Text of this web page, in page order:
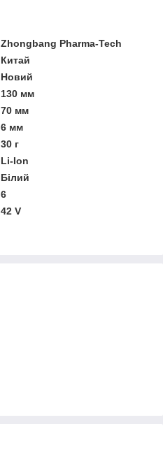
Zhongbang Pharma-Tech
Китай
Новий
130 мм
70 мм
6 мм
30 г
Li-Ion
Білий
6
42 V